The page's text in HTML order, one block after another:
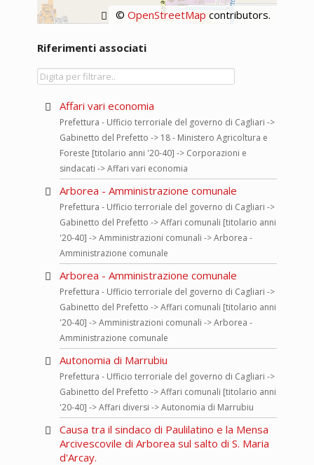
© OpenStreetMapcontributors.
Riferimenti associati
Affari vari economia
Prefettura - Ufficio terroriale del governo di Cagliari ->
Gabinetto del Prefetto -> 18 - Ministero Agricoltura e
Foreste [titolario anni '20-40] -> Corporazioni e
sindacati -> Affari vari economia
Arborea - Amministrazione comunale
Prefettura - Ufficio terroriale del governo di Cagliari ->
Gabinetto del Prefetto -> Affari comunali [titolario anni
'20-40] -> Amministrazioni comunali -> Arborea -
Amministrazione comunale
Arborea - Amministrazione comunale
Prefettura - Ufficio terroriale del governo di Cagliari ->
Gabinetto del Prefetto -> Affari comunali [titolario anni
'20-40] -> Amministrazioni comunali -> Arborea -
Amministrazione comunale
Autonomia di Marrubiu
Prefettura - Ufficio terroriale del governo di Cagliari ->
Gabinetto del Prefetto -> Affari comunali [titolario anni
'20-40] -> Affari diversi -> Autonomia di Marrubiu
Causa tra il sindaco di Paulilatino e la Mensa
Arcivescovile di Arborea sul salto di S. Maria
d'Arcay.